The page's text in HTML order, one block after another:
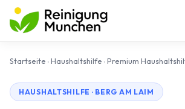
Startseite ›Haushaltshilfe ›Premium
HAUSHALTSHILFE · BERG AM LAIM